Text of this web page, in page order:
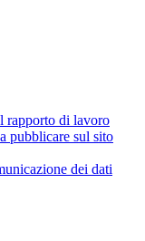
rapporto di lavoro
pubblicare sul sito
dei dati